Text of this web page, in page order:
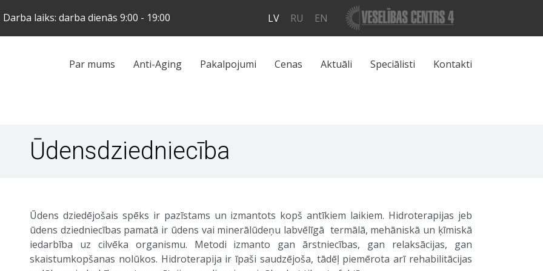
to
main
Darba laiks: darba dienās 9:00 - 19:00 LV RU EN
Galvenā
Par mums Anti-Aging Pakalpojumi Cenas Aktuāli Speciālisti Kontakti
Ūdensdziedniecība
Ūdens dziedējošais spēks ir pazīstams un izmantots kopš antīkiem laikiem. Hidroterapijas jeb
ūdens dziedniecības pamatā ir ūdens vai minerālūdeņu labvēlīgā termālā, mehāniskā un ķīmiskā
iedarbība uz cilvēka organismu. Metodi izmanto gan ārstniecības, gan relaksācijas, gan
skaistumkopšanas nolūkos. Hidroterapija ir īpaši saudzējoša, tādēļ piemērota arī rehabilitācijas